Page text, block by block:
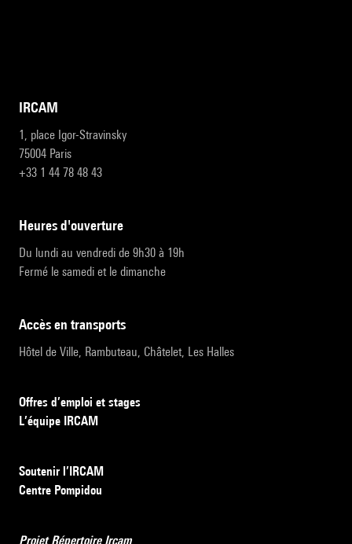
IRCAM
1, place Igor-Stravinsky
75004 Paris
+33 1 44 78 48 43
heures d'ouverture
Du lundi au vendredi de 9h30 à 19h
Fermé le samedi et le dimanche
accès en transports
Hôtel de Ville, Rambuteau, Châtelet, Les Halles
Offres d’emploi et stages
L’équipe IRCAM
Soutenir l’IRCAM
Centre Pompidou
Projet Répertoire Ircam